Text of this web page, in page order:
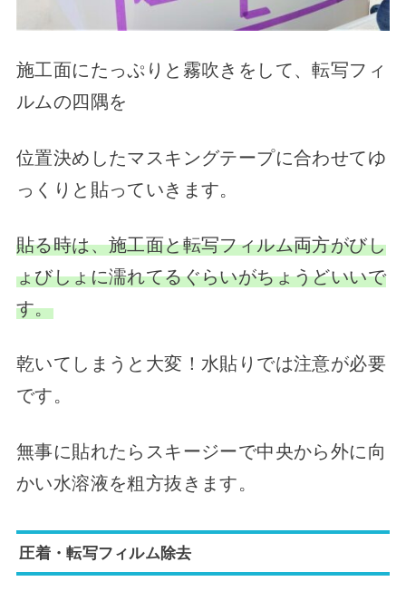
施工面にたっぷりと霧吹きをして、転写フィ
ルムの四隅を
位置決めしたマスキングテープに合わせてゆ
っくりと貼っていきます。
貼る時は、施工面と転写フィルム両方がびし
ょびしょに濡れてるぐらいがちょうどいいで
す。
乾いてしまうと大変！水貼りでは注意が必要
です。
無事に貼れたらスキージーで中央から外に向
かい水溶液を粗方抜きます。
圧着・転写フィルム除去